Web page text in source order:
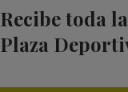
Recibe toda
Plaza